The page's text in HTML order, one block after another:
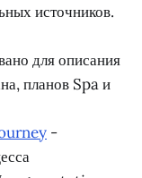
источников.
для описания
планов Spa и
-